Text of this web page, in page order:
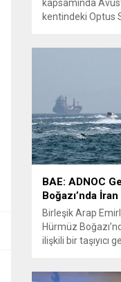
kapsamında
kentindeki Optus
Türk futbolcu
Kenan Yıldız ilk
BAE: ADNOC
Boğazı’nda İran
Birleşik Arap
Hürmüz
ilişkili bir taşıyıcı